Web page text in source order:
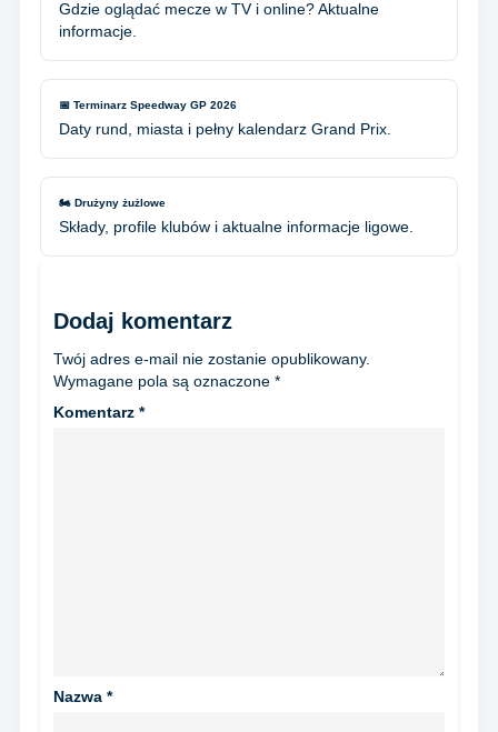
Gdzie oglądać mecze w TV i online? Aktualne
informacje.
📅 Terminarz Speedway GP 2026
Daty rund, miasta i pełny kalendarz Grand Prix.
🏍️ Drużyny żużlowe
Składy, profile klubów i aktualne informacje ligowe.
Dodaj komentarz
Twój adres e-mail nie zostanie opublikowany.
Wymagane pola są oznaczone *
Komentarz *
Nazwa *